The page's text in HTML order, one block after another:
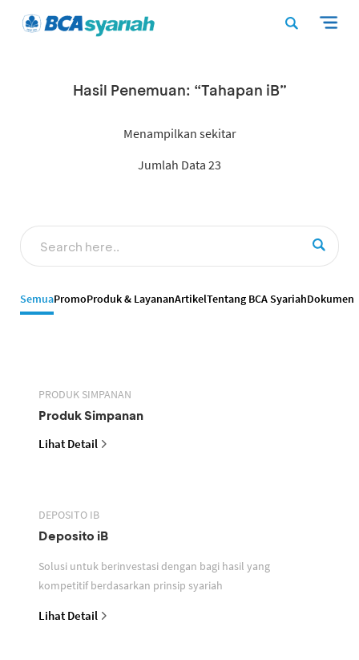
Hasil Penemuan: “Tahapan iB”
Menampilkan sekitar
Jumlah Data 23
SemuaPromoProduk & LayananArtikelTentang BCA SyariahDokumen
PRODUK SIMPANAN
Produk Simpanan
Lihat Detail
DEPOSITO IB
Deposito iB
Solusi untuk berinvestasi dengan bagi hasil yang
kompetitif berdasarkan prinsip syariah
Lihat Detail